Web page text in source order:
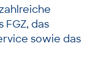
FGZ, das
sowie das